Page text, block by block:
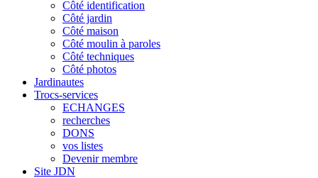
Côté identification
Côté jardin
Côté maison
Côté moulin à paroles
Côté techniques
Côté photos
Jardinautes
Trocs-services
ECHANGES
recherches
DONS
vos listes
Devenir membre
Site JDN